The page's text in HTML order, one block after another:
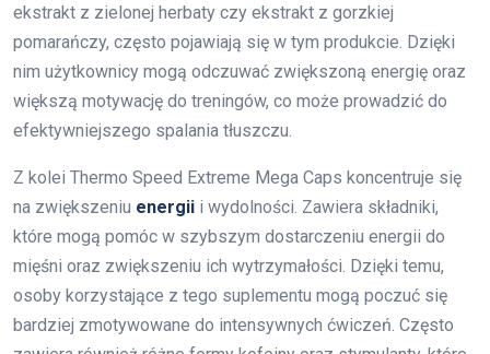
ekstrakt z zielonej herbaty czy ekstrakt z gorzkiej
pomarańczy, często pojawiają się w tym produkcie. Dzięki
nim użytkownicy mogą odczuwać zwiększoną energię oraz
większą motywację do treningów, co może prowadzić do
efektywniejszego spalania tłuszczu.
Z kolei Thermo Speed Extreme Mega Caps koncentruje się
na zwiększeniu energii i wydolności. Zawiera składniki,
które mogą pomóc w szybszym dostarczeniu energii do
mięśni oraz zwiększeniu ich wytrzymałości. Dzięki temu,
osoby korzystające z tego suplementu mogą poczuć się
bardziej zmotywowane do intensywnych ćwiczeń. Często